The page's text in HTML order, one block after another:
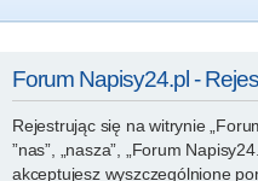
Forum Napisy24.pl -
Rejestrując się na witrynie
”nas”, „nasza”, „Forum
akceptujesz wyszczególnione